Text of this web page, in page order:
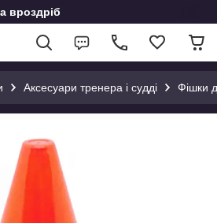
вроздріб
Аксесуари тренера і судді Фішки